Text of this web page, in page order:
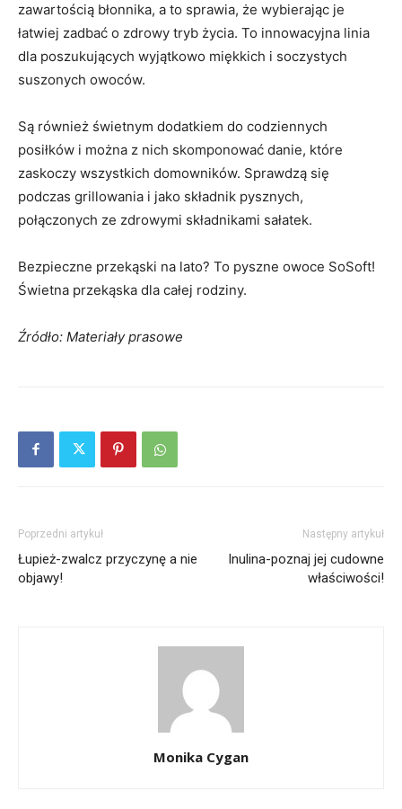
zawartością błonnika, a to sprawia, że wybierając je
łatwiej zadbać o zdrowy tryb życia. To innowacyjna linia
dla poszukujących wyjątkowo miękkich i soczystych
suszonych owoców.
Są również świetnym dodatkiem do codziennych
posiłków i można z nich skomponować danie, które
zaskoczy wszystkich domowników. Sprawdzą się
podczas grillowania i jako składnik pysznych,
połączonych ze zdrowymi składnikami sałatek.
Bezpieczne przekąski na lato? To pyszne owoce SoSoft!
Świetna przekąska dla całej rodziny.
Źródło: Materiały prasowe
Poprzedni artykuł
Łupież-zwalcz przyczynę a nie
objawy!
Następny artykuł
Inulina-poznaj jej cudowne
właściwości!
Monika Cygan